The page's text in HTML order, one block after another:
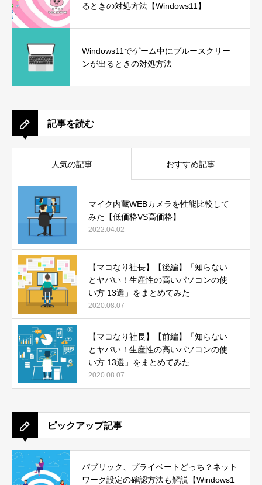
るときの対処方法【Windows11】
Windows11でゲーム中にブルースクリー
ンが出るときの対処方法
記事を読む
人気の記事 おすすめ記事
マイク内蔵WEBカメラを性能比較して
みた【低価格VS高価格】
2022.04.02
【マコなり社長】【後編】「知らない
とヤバい！生産性の高いパソコンの使
い方 13選」をまとめてみた
2020.08.07
【マコなり社長】【前編】「知らない
とヤバい！生産性の高いパソコンの使
い方 13選」をまとめてみた
2020.08.07
ピックアップ記事
パブリック、プライベートどっち？ネット
ワーク設定の確認方法も解説【Windows1